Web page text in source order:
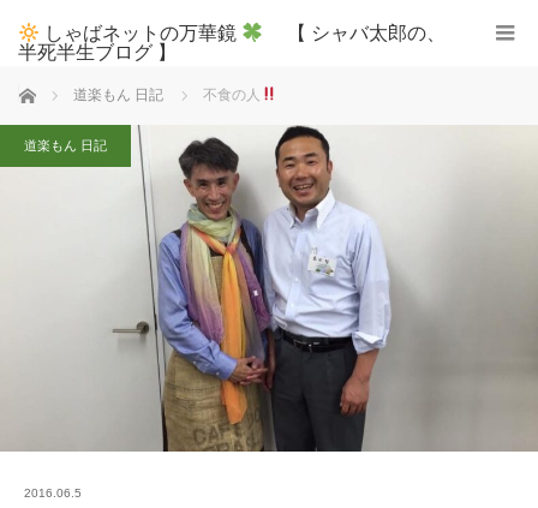
しゃばネットの万華鏡
【 シャバ太郎の、
半死半生ブログ 】
ホーム 道楽もん 日記 不食の人
道楽もん 日記
2016.06.5